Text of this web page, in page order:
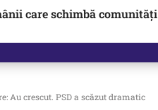
care schimbă comunități
Au crescut. PSD a scăzut dramatic